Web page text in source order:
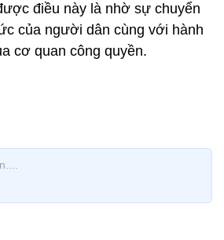
điều này là nhờ sự chuyển
của người dân cùng với hành
cơ quan công quyền.